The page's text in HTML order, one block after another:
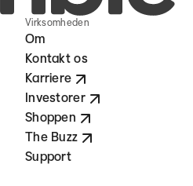
Virksomheden
Om
Kontakt os
Karriere
Investorer
Shoppen
The Buzz
Support